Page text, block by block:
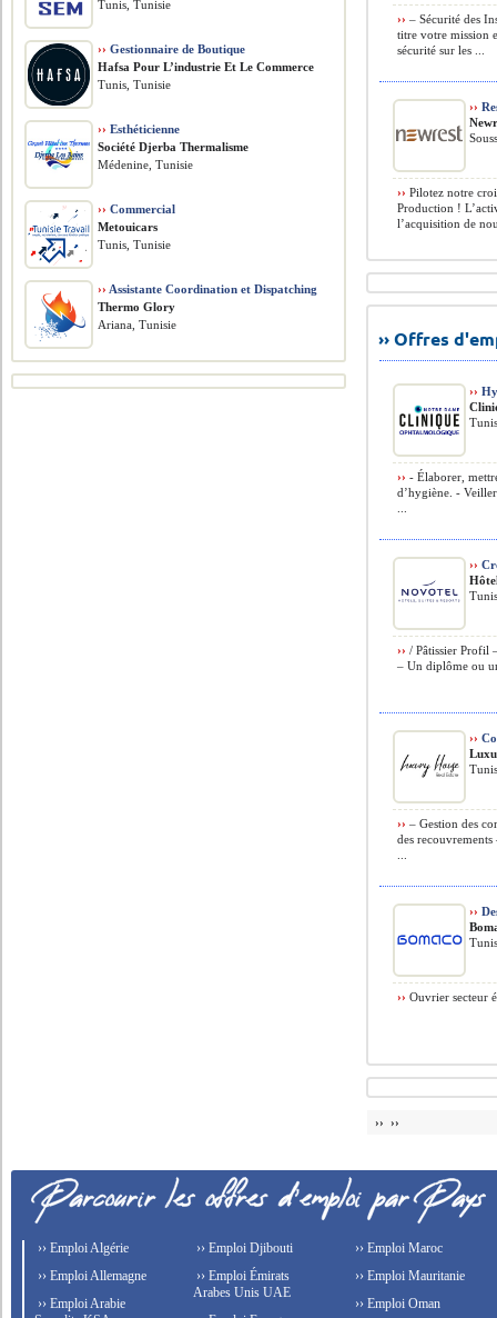
›› – Sécurité des
titre votre mission
sécurité sur les ...
››
›› Pilotez notre
Production !
l’acquisition de
›› Offres
››
›› - Élaborer,
d’hygiène. -
››
›› / Pâtissier Profil
– Un diplôme ou
››
›› – Gestion des
des
››
›› Ouvrier secteur
›› ››
Tunis, Tunisie
›› Gestionnaire de Boutique
Hafsa Pour L’industrie Et Le Commerce
Tunis, Tunisie
›› Esthéticienne
Société Djerba Thermalisme
Médenine, Tunisie
›› Commercial
Metouicars
Tunis, Tunisie
›› Assistante Coordination et Dispatching
Thermo Glory
Ariana, Tunisie
›› Emploi Algérie
›› Emploi Allemagne
›› Emploi Arabie
›› Emploi Djibouti
›› Emploi Émirats
Arabes Unis UAE
›› Emploi Maroc
›› Emploi Mauritanie
›› Emploi Oman